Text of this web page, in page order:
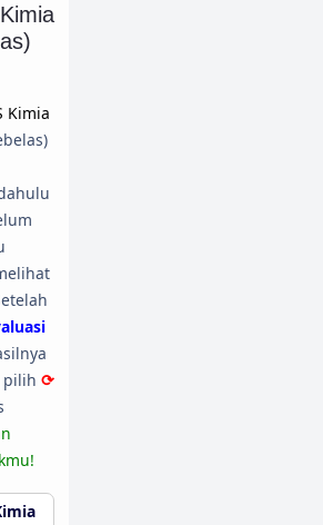
Kimia
pilih ⟳